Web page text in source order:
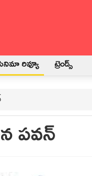
రివ్యూ ట్రెండ్స్
పవన్